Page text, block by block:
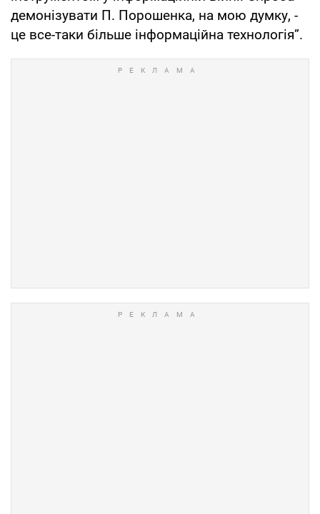
демонізувати П. Порошенка, на мою думку, -
це все-таки більше інформаційна технологія”.